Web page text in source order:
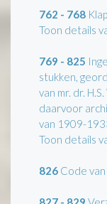
762 - 768
Toon details
769 - 825
stukken,
van mr. dr.
daarvoor
van 1909-
Toon details
826 Code